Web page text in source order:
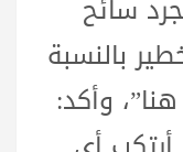
سائح
بالنسبة
وأكد: